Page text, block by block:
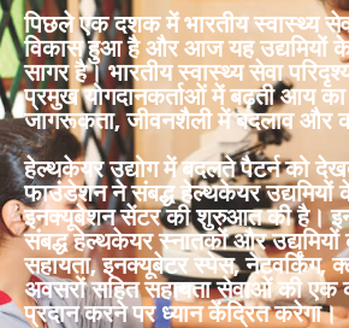
पिछले एक दशक में भारतीय स्वास्थ्य
विकास हुआ है और आज यह उद्यमियों
सागर है। भारतीय स्वास्थ्य सेवा
प्रमुख योगदानकर्ताओं में बढ़ती आय का
जागरूकता, जीवनशैली में बदलाव और
हेल्थकेयर उद्योग में बदलते पैटर्न को
फाउंडेशन ने संबद्ध हेल्थकेयर उद्यमियों के
इनक्यूबेशन सेंटर की शुरुआत की है।
संबद्ध हेल्थकेयर स्नातकों और उद्यमियों
सहायता, इनक्यूबेटर स्पेस, नेटवर्किंग,
अवसरों सहित सहायता सेवाओं की एक
प्रदान करने पर ध्यान केंद्रित करेगा।